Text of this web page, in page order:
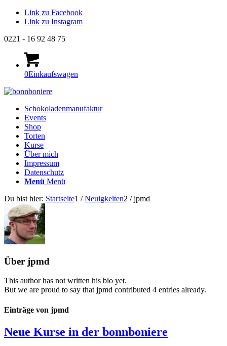
Link zu Facebook
Link zu Instagram
0221 - 16 92 48 75
0Einkaufswagen
Schokoladenmanufaktur
Events
Shop
Torten
Kurse
Über mich
Impressum
Datenschutz
Menü Menü
Du bist hier: Startseite1 / Neuigkeiten2 / jpmd
Über jpmd
This author has not written his bio yet.
But we are proud to say thatjpmd contributed 4 entries already.
Einträge von jpmd
Neue Kurse in der bonnboniere